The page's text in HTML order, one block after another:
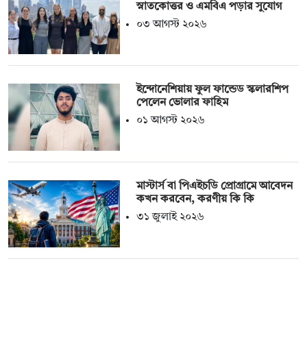
স্নাতকোত্তর ও এমবিএ পড়ার সুযোগ
০৩ আগস্ট ২০২৬
ইন্দোনেশিয়ায় ফুল ফান্ডেড স্কলারশিপ
পেলেন ভোলার ফাহিম
০১ আগস্ট ২০২৬
মাস্টার্স বা পিএইচডি প্রোগ্রামে আবেদন
কখন করবেন, করণীয় কি কি
৩১ জুলাই ২০২৬